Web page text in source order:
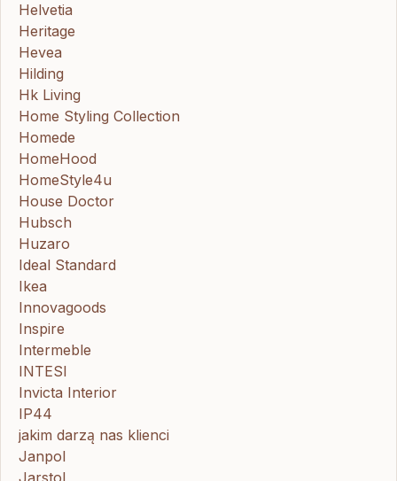
Helvetia
Heritage
Hevea
Hilding
Hk Living
Home Styling Collection
Homede
HomeHood
HomeStyle4u
House Doctor
Hubsch
Huzaro
Ideal Standard
Ikea
Innovagoods
Inspire
Intermeble
INTESI
Invicta Interior
IP44
jakim darzą nas klienci
Janpol
Jarstol